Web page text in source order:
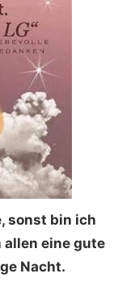
sonst bin ich
eine gute
Nacht.